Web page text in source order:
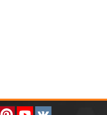
InstagramPinterestYouTube